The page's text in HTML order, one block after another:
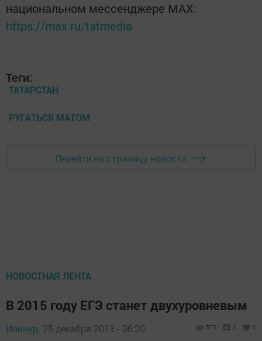
национальном мессенджере MАХ:
https://max.ru/tatmedia
Теги:
ТАТАРСТАН
РУГАТЬСЯ МАТОМ
Перейти на страницу новости
НОВОСТНАЯ ЛЕНТА
В 2015 году ЕГЭ станет двухуровневым
Ильнур, 25 декабря 2013 - 06:20 573 0 0